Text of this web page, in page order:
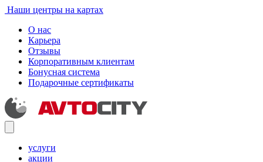
Наши центры на картах
О нас
Карьера
Отзывы
Корпоративным клиентам
Бонусная система
Подарочные сертификаты
услуги
акции